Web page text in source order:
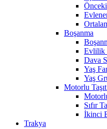
Boşanma
Evlilik
Dava
Yaş
Yaş
Motorlu Taşıt
Sıfır
İkinci
Trakya